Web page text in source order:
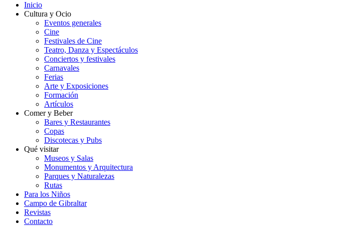
Inicio
Cultura y Ocio
Eventos generales
Cine
Festivales de Cine
Teatro, Danza y Espectáculos
Conciertos y festivales
Carnavales
Ferias
Arte y Exposiciones
Formación
Artículos
Comer y Beber
Bares y Restaurantes
Copas
Discotecas y Pubs
Qué visitar
Museos y Salas
Monumentos y Arquitectura
Parques y Naturalezas
Rutas
Para los Niños
Campo de Gibraltar
Revistas
Contacto